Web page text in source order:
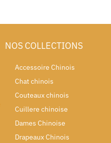
NOS COLLECTIONS
Accessoire Chinois
Chat chinois
Couteaux chinois
Cuillere chinoise
Dames Chinoise
Drapeaux Chinois